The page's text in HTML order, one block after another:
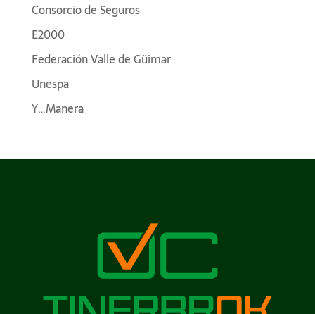
Consorcio de Seguros
E2000
Federación Valle de Güimar
Unespa
Y…Manera